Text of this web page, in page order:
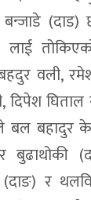
बन्जाडे
वली,
घिताल
बल बहादुर
बुढाथोकी
(दाङ) र